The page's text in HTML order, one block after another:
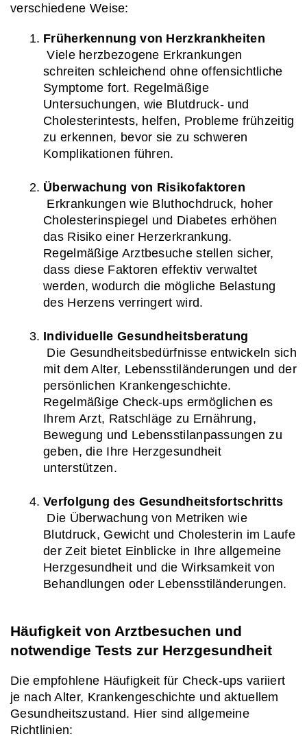
verschiedene Weise:
Früherkennung von Herzkrankheiten
Viele herzbezogene Erkrankungen
schreiten schleichend ohne offensichtliche
Symptome fort. Regelmäßige
Untersuchungen, wie Blutdruck- und
Cholesterintests, helfen, Probleme frühzeitig
zu erkennen, bevor sie zu schweren
Komplikationen führen.
Überwachung von Risikofaktoren
Cholesterinspiegel und Diabetes erhöhen
das Risiko einer Herzerkrankung.
Regelmäßige Arztbesuche stellen sicher,
dass diese Faktoren effektiv verwaltet
werden, wodurch die mögliche Belastung
des Herzens verringert wird.
Individuelle Gesundheitsberatung
mit dem Alter, Lebensstiländerungen und der
persönlichen Krankengeschichte.
Regelmäßige Check-ups ermöglichen es
Ihrem Arzt, Ratschläge zu Ernährung,
Bewegung und Lebensstilanpassungen zu
geben, die Ihre Herzgesundheit
unterstützen.
Verfolgung des Gesundheitsfortschritts
Blutdruck, Gewicht und Cholesterin im Laufe
der Zeit bietet Einblicke in Ihre allgemeine
Herzgesundheit und die Wirksamkeit von
Behandlungen oder Lebensstiländerungen.
Häufigkeit von Arztbesuchen und
notwendige Tests zur Herzgesundheit
Die empfohlene Häufigkeit für Check-ups variiert
je nach Alter, Krankengeschichte und aktuellem
Gesundheitszustand. Hier sind allgemeine
Richtlinien: